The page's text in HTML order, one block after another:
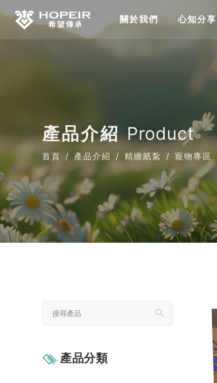
關於我們 心知分享
產品介紹 Product
首頁 產品介紹 精緻紙紮 寵物專區
產品分類